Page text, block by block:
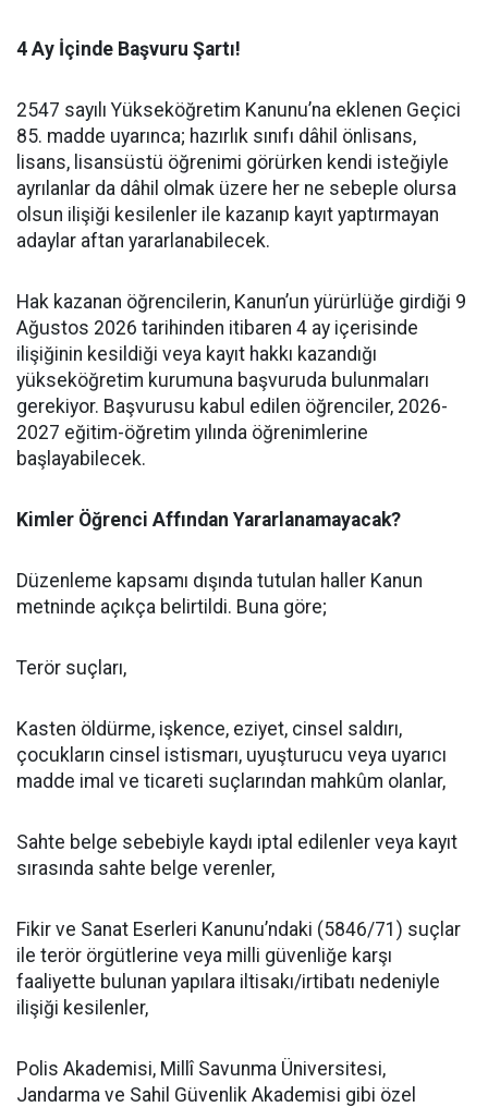
​4 Ay İçinde Başvuru Şartı!
​2547 sayılı Yükseköğretim Kanunu’na eklenen Geçici
85. madde uyarınca; hazırlık sınıfı dâhil önlisans,
lisans, lisansüstü öğrenimi görürken kendi isteğiyle
ayrılanlar da dâhil olmak üzere her ne sebeple olursa
olsun ilişiği kesilenler ile kazanıp kayıt yaptırmayan
adaylar aftan yararlanabilecek.
​Hak kazanan öğrencilerin, Kanun’un yürürlüğe girdiği 9
Ağustos 2026 tarihinden itibaren 4 ay içerisinde
ilişiğinin kesildiği veya kayıt hakkı kazandığı
yükseköğretim kurumuna başvuruda bulunmaları
gerekiyor. Başvurusu kabul edilen öğrenciler, 2026-
2027 eğitim-öğretim yılında öğrenimlerine
başlayabilecek.
Kimler Öğrenci Affından Yararlanamayacak?
​Düzenleme kapsamı dışında tutulan haller Kanun
metninde açıkça belirtildi. Buna göre;
​Terör suçları,
​Kasten öldürme, işkence, eziyet, cinsel saldırı,
çocukların cinsel istismarı, uyuşturucu veya uyarıcı
madde imal ve ticareti suçlarından mahkûm olanlar,
​Sahte belge sebebiyle kaydı iptal edilenler veya kayıt
sırasında sahte belge verenler,
​Fikir ve Sanat Eserleri Kanunu’ndaki (5846/71) suçlar
ile terör örgütlerine veya milli güvenliğe karşı
faaliyette bulunan yapılara iltisakı/irtibatı nedeniyle
ilişiği kesilenler,
​Polis Akademisi, Millî Savunma Üniversitesi,
Jandarma ve Sahil Güvenlik Akademisi gibi özel